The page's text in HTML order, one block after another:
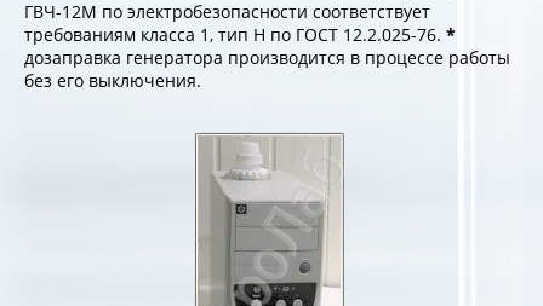
ГВЧ-12М по электробезопасности соответствует
требованиям класса 1, тип Н по ГОСТ 12.2.025-76. *
дозаправка генератора производится в процессе работы
без его выключения.